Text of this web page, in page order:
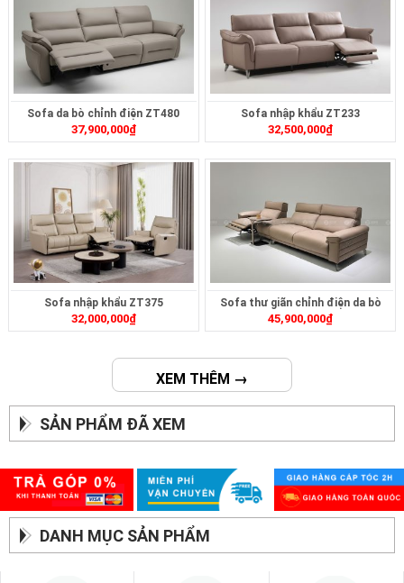
Sofa da bò chỉnh điện ZT480
37,900,000₫
Sofa nhập khẩu ZT233
32,500,000₫
Sofa nhập khẩu ZT375
32,000,000₫
Sofa thư giãn chỉnh điện da bò
ZT268
45,900,000₫
XEM THÊM →
SẢN PHẨM ĐÃ XEM
DANH MỤC SẢN PHẨM